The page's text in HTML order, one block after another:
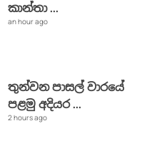
කාන්තා...
an hour ago
තුන්වන පාසල් වාරයේ
පළමු අදියර...
2 hours ago